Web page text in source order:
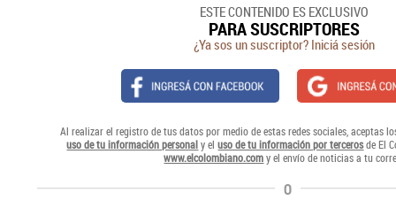
ESTE CONTENIDO ES EXCLUSIVO
PARA SUSCRIPTORES
¿Ya sos un suscriptor? Iniciá sesión
Al realizar el registro de tus datos por medio de estas redes sociales, aceptas
uso de tu información personaly eluso de tu información por tercerosde El
www.elcolombiano.comy el envío de noticias a tu
O